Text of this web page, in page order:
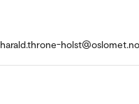
harald.throne-holst@oslomet.no